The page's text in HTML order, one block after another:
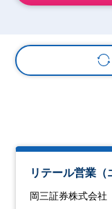
リテール営業（
岡三証券株式会社